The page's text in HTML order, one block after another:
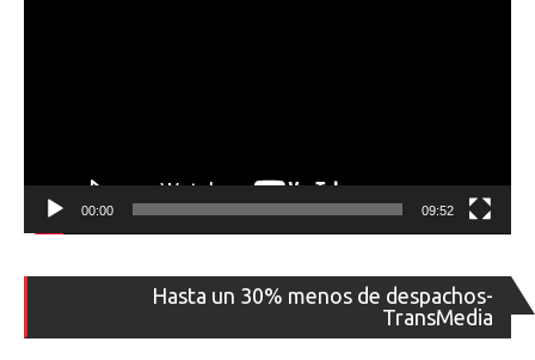
00:00 09:52
Hasta un 30% menos de despachos-
TransMedia
de